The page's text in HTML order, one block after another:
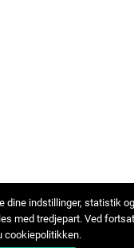
dine indstillinger, statistik
med tredjepart. Ved
cookiepolitikken.